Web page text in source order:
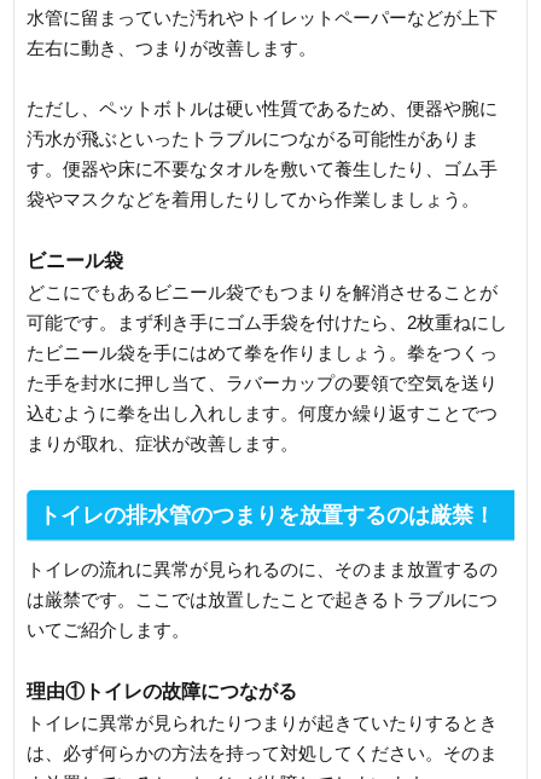
水管に留まっていた汚れやトイレットペーパーなどが上下
左右に動き、つまりが改善します。
ただし、ペットボトルは硬い性質であるため、便器や腕に
汚水が飛ぶといったトラブルにつながる可能性がありま
す。便器や床に不要なタオルを敷いて養生したり、ゴム手
袋やマスクなどを着用したりしてから作業しましょう。
ビニール袋
どこにでもあるビニール袋でもつまりを解消させることが
可能です。まず利き手にゴム手袋を付けたら、2枚重ねにし
たビニール袋を手にはめて拳を作りましょう。拳をつくっ
た手を封水に押し当て、ラバーカップの要領で空気を送り
込むように拳を出し入れします。何度か繰り返すことでつ
まりが取れ、症状が改善します。
トイレの排水管のつまりを放置するのは厳禁！
トイレの流れに異常が見られるのに、そのまま放置するの
は厳禁です。ここでは放置したことで起きるトラブルにつ
いてご紹介します。
理由①トイレの故障につながる
トイレに異常が見られたりつまりが起きていたりするとき
は、必ず何らかの方法を持って対処してください。そのま